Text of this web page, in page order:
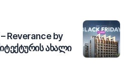
Reverance by
ახალი